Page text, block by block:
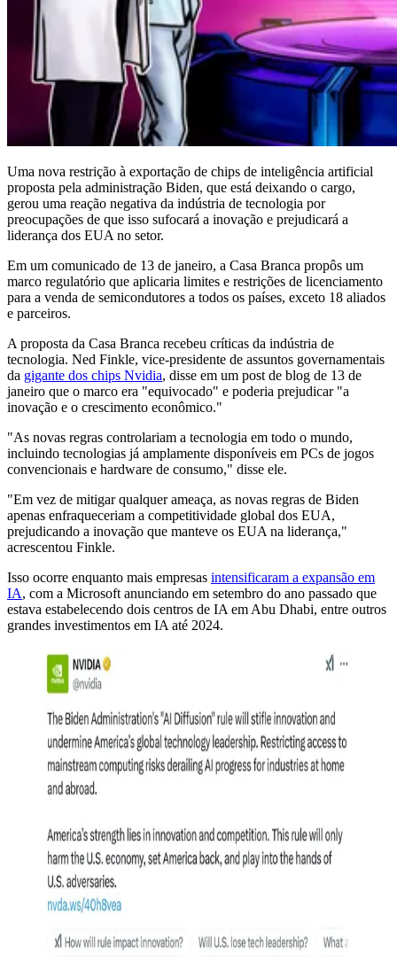
Uma nova restrição à exportação de chips de inteligência artificial
proposta pela administração Biden, que está deixando o cargo,
gerou uma reação negativa da indústria de tecnologia por
preocupações de que isso sufocará a inovação e prejudicará a
liderança dos EUA no setor.
Em um comunicado de 13 de janeiro, a Casa Branca propôs um
marco regulatório que aplicaria limites e restrições de licenciamento
para a venda de semicondutores a todos os países, exceto 18 aliados
e parceiros.
A proposta da Casa Branca recebeu críticas da indústria de
tecnologia. Ned Finkle, vice-presidente de assuntos governamentais
da gigante dos chips Nvidia, disse em um post de blog de 13 de
janeiro que o marco era "equivocado" e poderia prejudicar "a
inovação e o crescimento econômico."
"As novas regras controlariam a tecnologia em todo o mundo,
incluindo tecnologias já amplamente disponíveis em PCs de jogos
convencionais e hardware de consumo," disse ele.
"Em vez de mitigar qualquer ameaça, as novas regras de Biden
apenas enfraqueceriam a competitividade global dos EUA,
prejudicando a inovação que manteve os EUA na liderança,"
acrescentou Finkle.
Isso ocorre enquanto mais empresas intensificaram a expansão em
IA, com a Microsoft anunciando em setembro do ano passado que
estava estabelecendo dois centros de IA em Abu Dhabi, entre outros
grandes investimentos em IA até 2024.